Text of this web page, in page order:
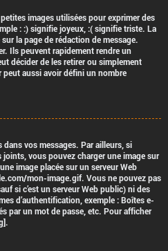
images utilisées pour exprimer des
: :) signifie joyeux, :( signifie triste. La
la page de rédaction de message.
Ils peuvent rapidement rendre un
décider de les retirer ou simplement
peut aussi avoir défini un nombre
vos messages. Par ailleurs, si
joints, vous pouvez charger une image sur
image placée sur un serveur Web
mon-image.gif. Vous ne pouvez pas
si c’est un serveur Web public) ni des
d’authentification, exemple : Boîtes e-
par un mot de passe, etc. Pour afficher